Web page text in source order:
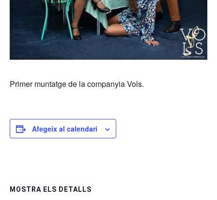
Primer muntatge de la companyia Vols.
Afegeix al calendari
MOSTRA ELS DETALLS